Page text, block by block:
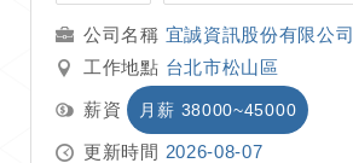
宜誠資訊股份有限公司
工作地點 台北市松山區
薪資 月薪 38000~45000
更新時間 2026-08-07